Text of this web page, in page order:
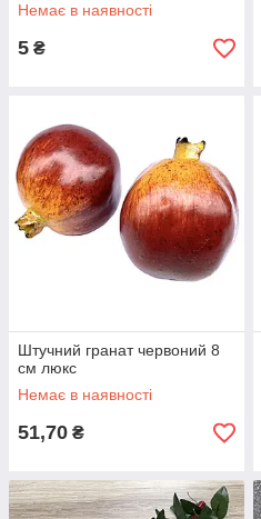
Немає в наявності
5 ₴
Штучний гранат червоний 8
см люкс
Немає в наявності
51,70 ₴